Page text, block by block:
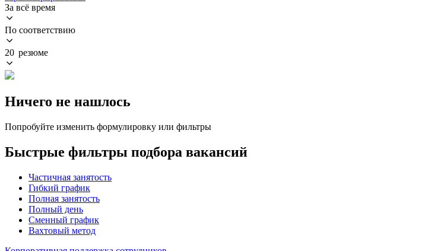
За всё время
По соответствию
20 резюме
Ничего не нашлось
Попробуйте изменить формулировку или фильтры
Быстрые фильтры подбора вакансий
Частичная занятость
Гибкий график
Полная занятость
Полный день
Сменный график
Вахтовый метод